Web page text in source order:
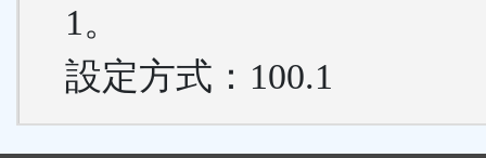
1。
設定方式：100.1